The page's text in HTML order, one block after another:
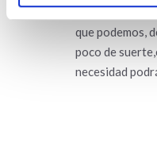
social,
que podemos,
poco de
necesidad